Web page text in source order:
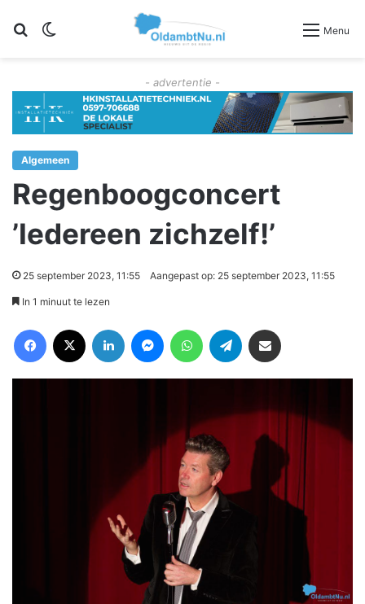
Zoeken Menu
- advertentie -
Algemeen
Regenboogconcert
’Iedereen zichzelf!’
25 september 2023, 11:55 Aangepast op: 25 september 2023, 11:55
In 1 minuut te lezen